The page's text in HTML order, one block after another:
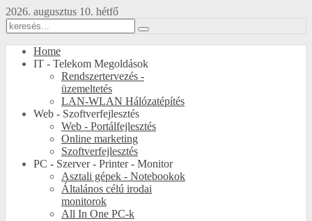
2026. augusztus 10. hétfő
Home
IT - Telekom Megoldások
Rendszertervezés -
üzemeltetés
LAN-WLAN Hálózatépítés
Web - Szoftverfejlesztés
Web - Portálfejlesztés
Online marketing
Szoftverfejlesztés
PC - Szerver - Printer - Monitor
Asztali gépek - Notebookok
Általános célú irodai
monitorok
All In One PC-k